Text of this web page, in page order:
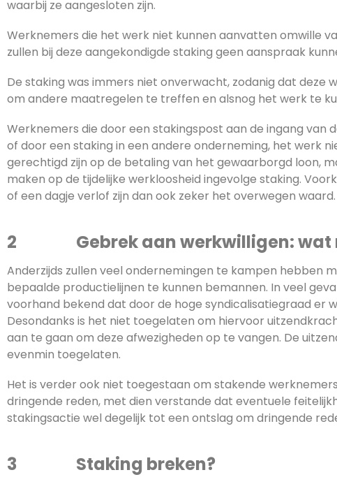
waarbij ze aangesloten zijn.
Werknemers die het werk niet kunnen aanvatten omwille
zullen bij deze aangekondigde staking geen aanspraak
De staking was immers niet onverwacht, zodanig dat deze
om andere maatregelen te treffen en alsnog het werk te
Werknemers die door een stakingspost aan de ingang van
of door een staking in een andere onderneming, het werk
gerechtigd zijn op de betaling van het gewaarborgd loon,
maken op de tijdelijke werkloosheid ingevolge staking.
of een dagje verlof zijn dan ook zeker het overwegen waard.
2 Gebrek aan werkwilligen: wat
Anderzijds zullen veel ondernemingen te kampen hebben
bepaalde productielijnen te kunnen bemannen. In veel
voorhand bekend dat door de hoge syndicalisatiegraad er
Desondanks is het niet toegelaten om hiervoor
aan te gaan om deze afwezigheden op te vangen. De
evenmin toegelaten.
Het is verder ook niet toegestaan om stakende
dringende reden, met dien verstande dat eventuele
stakingsactie wel degelijk tot een ontslag om dringende
3 Staking breken?